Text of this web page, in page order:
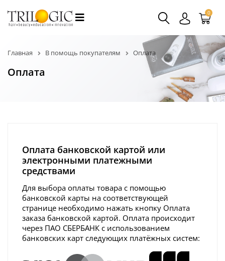
0
Главная В помощь покупателям Оплата
Оплата
Оплата банковской картой или
электронными платежными
средствами
Для выбора оплаты товара с помощью
банковской карты на соответствующей
странице необходимо нажать кнопку Оплата
заказа банковской картой. Оплата происходит
через ПАО СБЕРБАНК с использованием
банковских карт следующих платёжных систем: